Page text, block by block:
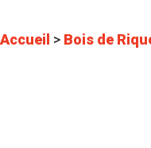
Accueil > Bois de